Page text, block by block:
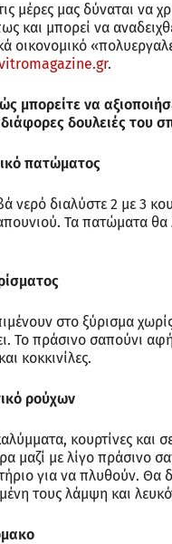
μέρες μας δύναται να
και μπορεί να
οικονομικό
.
μπορείτε να
δουλειές του
πατώματος
νερό διαλύστε 2 με 3
Τα πατώματα
στο ξύρισμα
Το πράσινο σαπούνι
κοκκινίλες.
ρούχων
κουρτίνες και
μαζί με λίγο πράσινο
για να πλυθούν. Θα
τους λάμψη και